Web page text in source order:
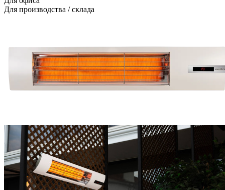
Для производства / склада